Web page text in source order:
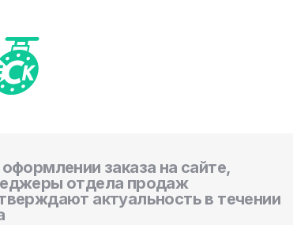
заказа на сайте,
отдела продаж
актуальность в течении